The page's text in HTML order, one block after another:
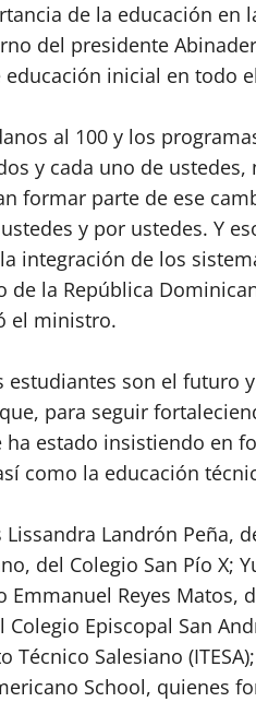
de la educación en
del presidente
educación inicial en todo
al 100 y los
y cada uno de
formar parte de ese
y por ustedes. Y
integración de los
de la República
el ministro.
son el futuro
para seguir
estado insistiendo en
como la educación
Landrón Peña,
del Colegio San Pío X;
Emmanuel Reyes Matos,
Colegio Episcopal San
Técnico Salesiano
School, quienes